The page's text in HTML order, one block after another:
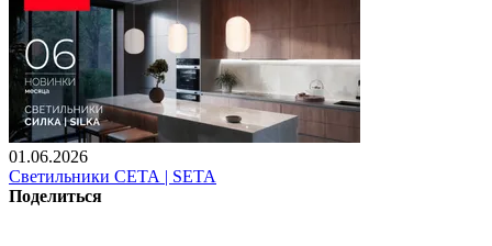
01.06.2026
Светильники СЕТА | SETA
Поделиться